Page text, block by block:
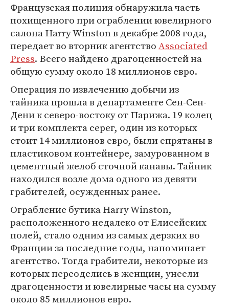
Французская полиция обнаружила часть
похищенного при ограблении ювелирного
салона Harry Winston в декабре 2008 года,
передает во вторник агентствоAssociated
Press. Всего найдено драгоценностей на
общую сумму около 18 миллионов евро.
Операция по извлечению добычи из
тайника прошла в департаменте Сен-Сен-
Дени к северо-востоку от Парижа. 19 колец
и три комплекта серег, один из которых
стоит 14 миллионов евро, были спрятаны в
пластиковом контейнере, замурованном в
цементный желоб сточной канавы. Тайник
находился возле дома одного из девяти
грабителей, осужденных ранее.
Ограбление бутика Harry Winston,
расположенного недалеко от Елисейских
полей, стало одним из самых дерзких во
Франции за последние годы, напоминает
агентство. Тогда грабители, некоторые из
которых переоделись в женщин, унесли
драгоценности и ювелирные часы на сумму
около 85 миллионов евро.